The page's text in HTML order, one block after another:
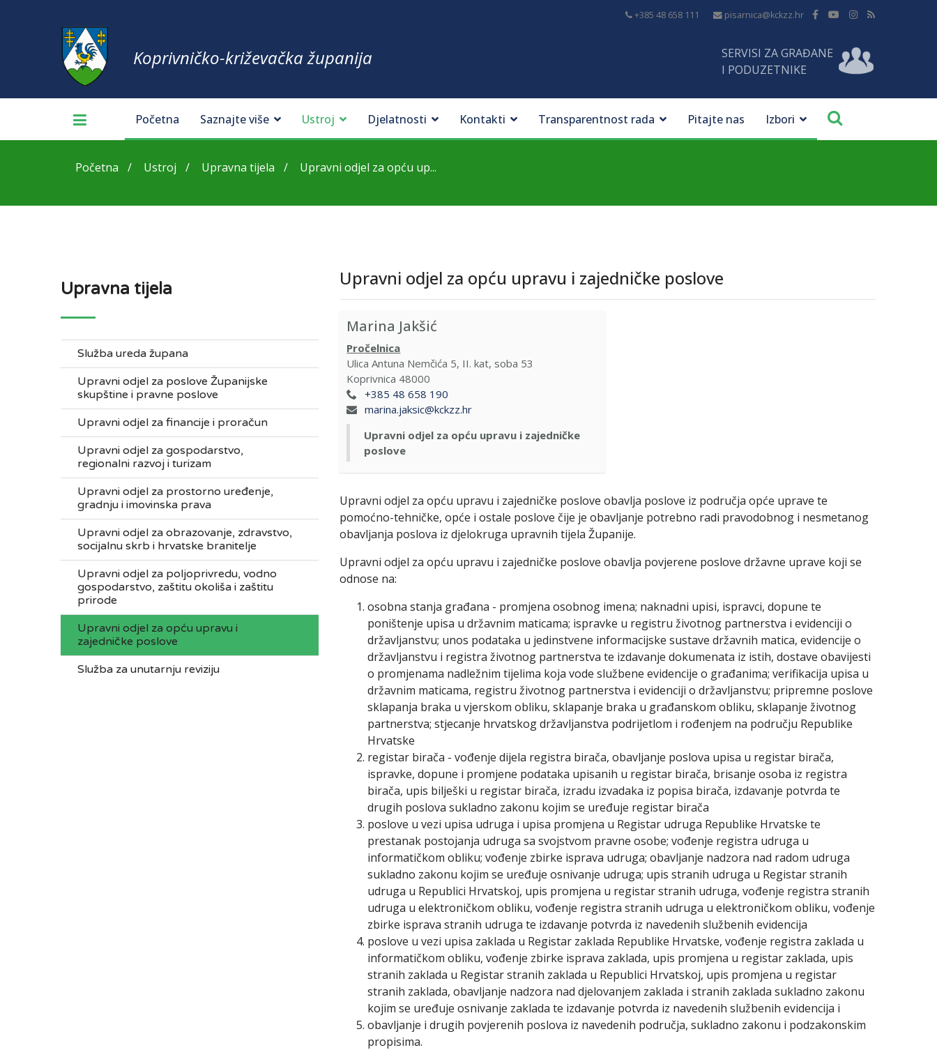
+385 48 658 111 pisarnica@kckzz.hr
Koprivničko-križevačka županija
SERVISI ZA GRAĐANE
I PODUZETNIKE
Početna Saznajte više Ustroj Djelatnosti Kontakti Transparentnost rada Pitajte nas Izbori
Početna Ustroj Upravna tijela Upravni odjel za opću up...
Upravna tijela
Služba ureda župana
Upravni odjel za poslove Županijske
skupštine i pravne poslove
Upravni odjel za financije i proračun
Upravni odjel za gospodarstvo,
regionalni razvoj i turizam
Upravni odjel za prostorno uređenje,
gradnju i imovinska prava
Upravni odjel za obrazovanje, zdravstvo,
socijalnu skrb i hrvatske branitelje
Upravni odjel za poljoprivredu, vodno
gospodarstvo, zaštitu okoliša i zaštitu
prirode
Upravni odjel za opću upravu i
zajedničke poslove
Služba za unutarnju reviziju
Upravni odjel za opću upravu i zajedničke poslove
Marina Jakšić
Pročelnica
Ulica Antuna Nemčića 5, II. kat, soba 53
Koprivnica 48000
+385 48 658 190
marina.jaksic@kckzz.hr
Upravni odjel za opću upravu i zajedničke
poslove
Upravni odjel za opću upravu i zajedničke poslove obavlja poslove iz područja opće uprave te
pomoćno-tehničke, opće i ostale poslove čije je obavljanje potrebno radi pravodobnog i nesmetanog
obavljanja poslova iz djelokruga upravnih tijela Županije.
Upravni odjel za opću upravu i zajedničke poslove obavlja povjerene poslove državne uprave koji se
odnose na:
osobna stanja građana - promjena osobnog imena; naknadni upisi, ispravci, dopune te
poništenje upisa u državnim maticama; ispravke u registru životnog partnerstva i evidenciji o
državljanstvu; unos podataka u jedinstvene informacijske sustave državnih matica, evidencije o
državljanstvu i registra životnog partnerstva te izdavanje dokumenata iz istih, dostave obavijesti
o promjenama nadležnim tijelima koja vode službene evidencije o građanima; verifikacija upisa u
državnim maticama, registru životnog partnerstva i evidenciji o državljanstvu; pripremne poslove
sklapanja braka u vjerskom obliku, sklapanje braka u građanskom obliku, sklapanje životnog
partnerstva; stjecanje hrvatskog državljanstva podrijetlom i rođenjem na području Republike
Hrvatske
registar birača - vođenje dijela registra birača, obavljanje poslova upisa u registar birača,
ispravke, dopune i promjene podataka upisanih u registar birača, brisanje osoba iz registra
birača, upis bilješki u registar birača, izradu izvadaka iz popisa birača, izdavanje potvrda te
drugih poslova sukladno zakonu kojim se uređuje registar birača
poslove u vezi upisa udruga i upisa promjena u Registar udruga Republike Hrvatske te
prestanak postojanja udruga sa svojstvom pravne osobe; vođenje registra udruga u
informatičkom obliku; vođenje zbirke isprava udruga; obavljanje nadzora nad radom udruga
sukladno zakonu kojim se uređuje osnivanje udruga; upis stranih udruga u Registar stranih
udruga u Republici Hrvatskoj, upis promjena u registar stranih udruga, vođenje registra stranih
udruga u elektroničkom obliku, vođenje registra stranih udruga u elektroničkom obliku, vođenje
zbirke isprava stranih udruga te izdavanje potvrda iz navedenih službenih evidencija
poslove u vezi upisa zaklada u Registar zaklada Republike Hrvatske, vođenje registra zaklada u
informatičkom obliku, vođenje zbirke isprava zaklada, upis promjena u registar zaklada, upis
stranih zaklada u Registar stranih zaklada u Republici Hrvatskoj, upis promjena u registar
stranih zaklada, obavljanje nadzora nad djelovanjem zaklada i stranih zaklada sukladno zakonu
kojim se uređuje osnivanje zaklada te izdavanje potvrda iz navedenih službenih evidencija i
obavljanje i drugih povjerenih poslova iz navedenih područja, sukladno zakonu i podzakonskim
propisima.